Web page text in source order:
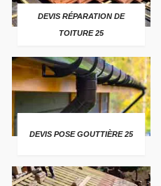
DEVIS RÉPARATION DE
TOITURE 25
DEVIS POSE GOUTTIÈRE 25